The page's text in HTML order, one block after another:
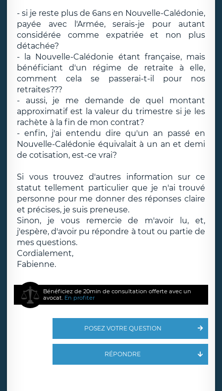
- si je reste plus de 6ans en Nouvelle-Calédonie,
payée avec l'Armée, serais-je pour autant
considérée comme expatriée et non plus
détachée?
- la Nouvelle-Calédonie étant française, mais
bénéficiant d'un régime de retraite à elle,
comment cela se passerai-t-il pour nos
retraites???
- aussi, je me demande de quel montant
approximatif est la valeur du trimestre si je les
rachète à la fin de mon contrat?
- enfin, j'ai entendu dire qu'un an passé en
Nouvelle-Calédonie équivalait à un an et demi
de cotisation, est-ce vrai?
Si vous trouvez d'autres information sur ce
statut tellement particulier que je n'ai trouvé
personne pour me donner des réponses claire
et précises, je suis preneuse.
Sinon, je vous remercie de m'avoir lu, et,
j'espère, d'avoir pu répondre à tout ou partie de
mes questions.
Cordialement,
Fabienne.
Bénéficiez de 20min de consultation offerte avec un
avocat. En profiter
POSEZ VOTRE QUESTION
RÉPONDRE